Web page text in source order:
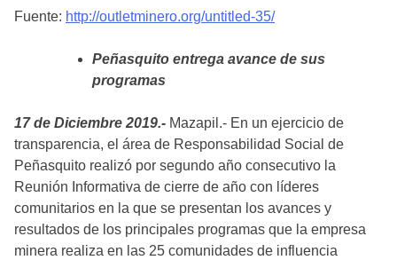
Fuente: http://outletminero.org/untitled-35/
Peñasquito entrega avance de sus
programas
17 de Diciembre 2019.- Mazapil.- En un ejercicio de
transparencia, el área de Responsabilidad Social de
Peñasquito realizó por segundo año consecutivo la
Reunión Informativa de cierre de año con líderes
comunitarios en la que se presentan los avances y
resultados de los principales programas que la empresa
minera realiza en las 25 comunidades de influencia